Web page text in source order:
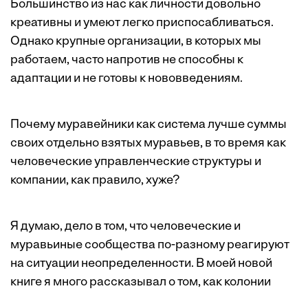
Большинство из нас как личности довольно
креативны и умеют легко приспосабливаться.
Однако крупные организации, в которых мы
работаем, часто напротив не способны к
адаптации и не готовы к нововведениям.
Почему муравейники как система лучше суммы
своих отдельно взятых муравьев, в то время как
человеческие управленческие структуры и
компании, как правило, хуже?
Я думаю, дело в том, что человеческие и
муравьиные сообщества по-разному реагируют
на ситуации неопределенности. В моей новой
книге я много рассказывал о том, как колонии